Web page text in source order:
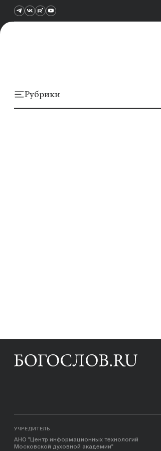
Рубрики
УЧРЕДИТЕЛЬ
АНО "Центр информационных технологий
Московской духовной академии"